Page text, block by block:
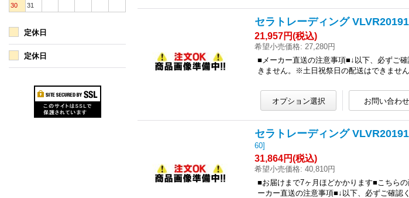
30
31
定休日
定休日
セラトレーディング
21,957円(税込)
希望小売価格: 27,280円
■メーカー直送の注意事項■↓以下、必ずご
きません。※土日祝祭日の配送はできませ
セラトレーディング
60]
31,864円(税込)
希望小売価格: 40,810円
■お届けまで7ヶ月ほどかかります■こちら
ーカー直送の注意事項■↓以下、必ずご確認